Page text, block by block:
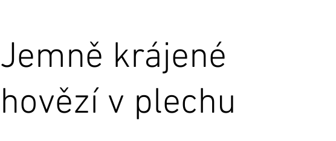
Jemně krájené
hovězí v plechu